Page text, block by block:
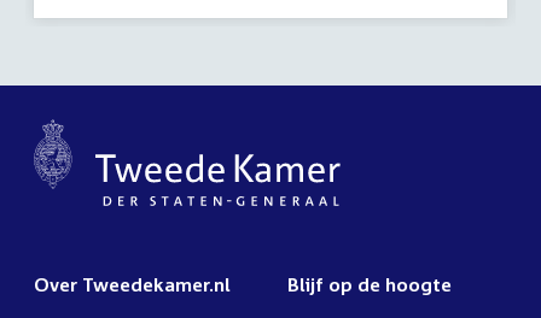
Over Tweedekamer.nl Blijf op de hoogte